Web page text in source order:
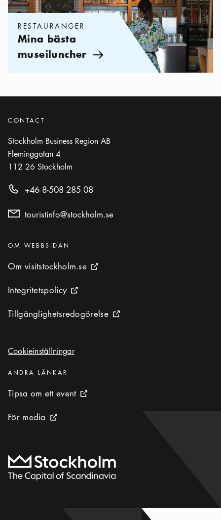
RESTAURANGER
Mina bästa
museiluncher Pil ikon
CONTACT
Stockholm Business Region AB
Fleminggatan 4
112 26 Stockholm
+46 8-508 285 08
touristinfo@stockholm.se
Kategorier:
OM WEBBSIDAN
Om visitstockholm.se
Om visitstockholm.se Extern ikon
Integritetspolicy
Integritetspolicy Extern ikon
Tillgänglighetsredogörelse
Tillgänglighetsredogörelse Extern ikon
Cookieinställningar
Cookieinställningar
Kategorier :
ANDRA LÄNKAR
Tipsa om ett event
Tipsa om ett event Extern ikon
För media
För media Extern ikon
Till startsidan